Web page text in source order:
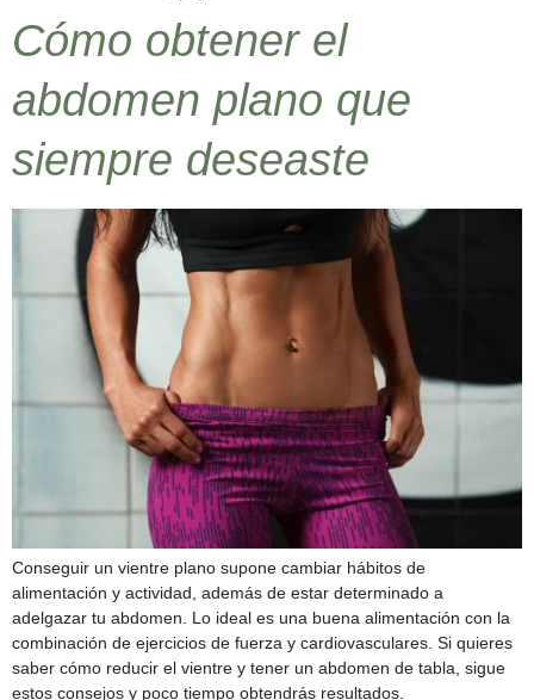
Cómo obtener el
abdomen plano que
siempre deseaste
Conseguir un vientre plano supone cambiar hábitos de
alimentación y actividad, además de estar determinado a
adelgazar tu abdomen. Lo ideal es una buena alimentación con la
combinación de ejercicios de fuerza y cardiovasculares. Si quieres
saber cómo reducir el vientre y tener un abdomen de tabla, sigue
estos consejos y poco tiempo obtendrás resultados.